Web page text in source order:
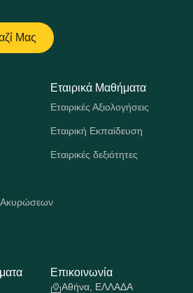
Μας
Ακυρώσεων
Εταιρικά Μαθήματα
Εταιρικές Αξιολογήσεις
Εταιρική Εκπαίδευση
Εταιρικές δεξιότητες
Επικοινωνία
Αθήνα, ΕΛΛΑΔΑ